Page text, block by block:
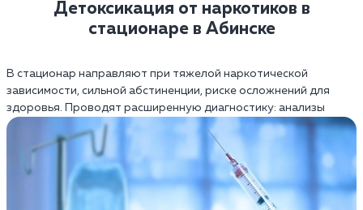
Детоксикация от наркотиков в
стационаре в Абинске
В стационар направляют при тяжелой наркотической
зависимости, сильной абстиненции, риске осложнений для
здоровья. Проводят расширенную диагностику: анализы